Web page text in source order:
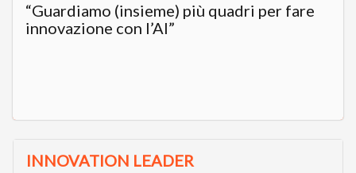
“Guardiamo (insieme) più quadri per fare
innovazione con l’AI”
INNOVATION LEADER